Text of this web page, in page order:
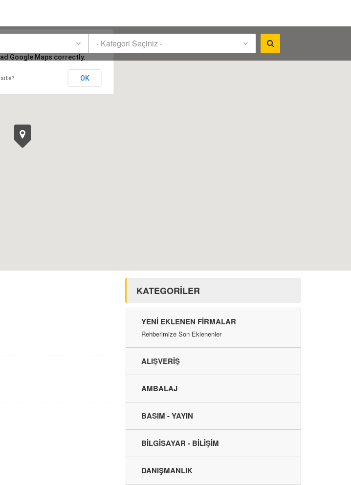
- Kategori Seçiniz -
Google Maps correctly.
OK
KATEGORİLER
YENI EKLENEN FIRMALAR
Rehberimize Son Eklenenler
ALIŞVERİŞ
AMBALAJ
BASIM - YAYIN
BİLGİSAYAR - BİLİŞİM
DANIŞMANLIK